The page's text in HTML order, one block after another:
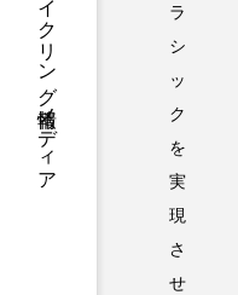
ラ
シ
ッ
ク
を
実
現
さ
せ